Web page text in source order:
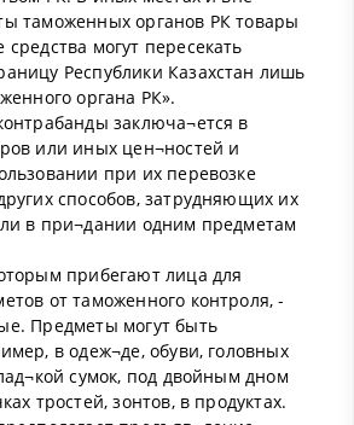
таможенных органов РК товары
могут пересекать
Республики Казахстан лишь
органа РК».
заключа¬ется в
или иных цен¬ностей и
при их перевозке
способов, затрудняющих их
в при¬дании одним предметам
прибегают лица для
от таможенного контроля, -
Предметы могут быть
в одеж¬де, обуви, головных
сумок, под двойным дном
тростей, зонтов, в продуктах.